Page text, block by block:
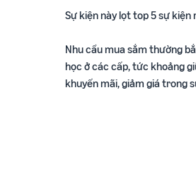
Sự kiện này lọt top 5 sự kiện
Nhu cầu mua sắm thường
học ở các cấp, tức khoảng
khuyến mãi, giảm giá trong